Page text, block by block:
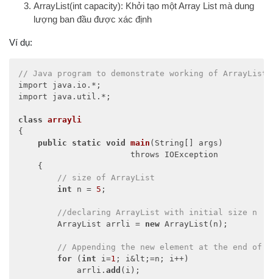
ArrayList(int capacity): Khởi tạo một Array List mà dung
lượng ban đầu được xác định
Ví dụ:
// Java program to demonstrate working of
import java.io.*;
import java.util.*;
class arrayli
{
public
static void main ( String[] args )
                       throws IOException
    {
// size of ArrayList
int n = 5 ;
//declaring ArrayList with initial size n
        ArrayList arrli =
new ArrayList(n);
// Appending the new element at the end
for ( int i=1 ; i&lt;=n; i++)
            arrli.
add (i);